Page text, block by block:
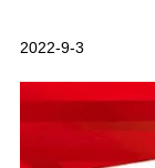
2022-9-3